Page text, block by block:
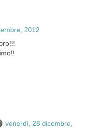
2012
venerdì, 28 dicembre,